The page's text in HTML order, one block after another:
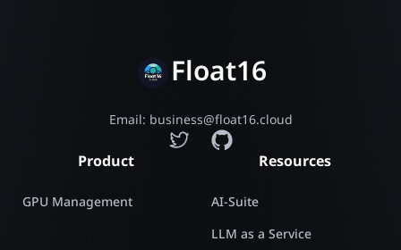
Float16
Email: business@float16.cloud
Product
GPU Management
Resources
AI-Suite
LLM as a Service